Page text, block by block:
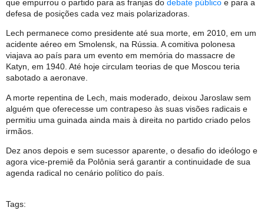
que empurrou o partido para as franjas do debate público e para a
defesa de posições cada vez mais polarizadoras.
Lech permanece como presidente até sua morte, em 2010, em um
acidente aéreo em Smolensk, na Rússia. A comitiva polonesa
viajava ao país para um evento em memória do massacre de
Katyn, em 1940. Até hoje circulam teorias de que Moscou teria
sabotado a aeronave.
A morte repentina de Lech, mais moderado, deixou Jaroslaw sem
alguém que oferecesse um contrapeso às suas visões radicais e
permitiu uma guinada ainda mais à direita no partido criado pelos
irmãos.
Dez anos depois e sem sucessor aparente, o desafio do ideólogo e
agora vice-premiê da Polônia será garantir a continuidade de sua
agenda radical no cenário político do país.
Tags: